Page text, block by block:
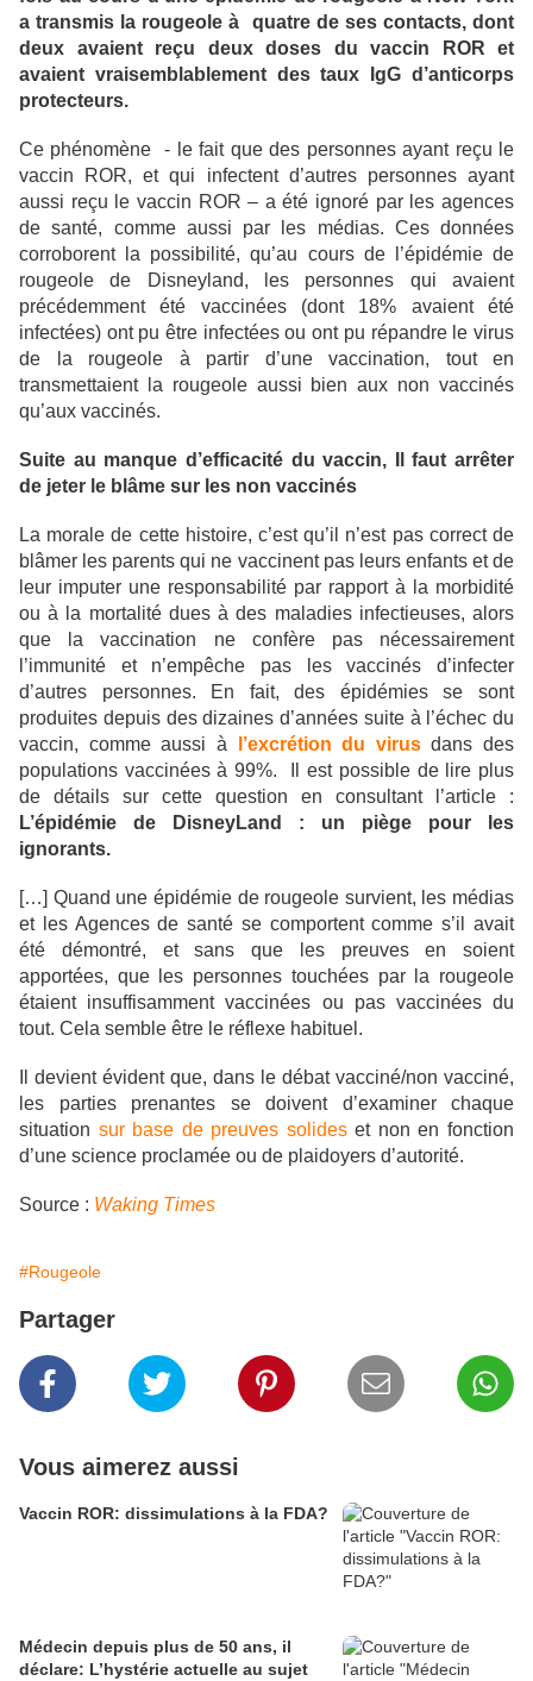
a transmis la rougeole à quatre de ses contacts, dont
deux avaient reçu deux doses du vaccin ROR et
avaient vraisemblablement des taux IgG d’anticorps
protecteurs.
Ce phénomène - le fait que des personnes ayant reçu le
vaccin ROR, et qui infectent d’autres personnes ayant
aussi reçu le vaccin ROR – a été ignoré par les agences
de santé, comme aussi par les médias. Ces données
corroborent la possibilité, qu’au cours de l’épidémie de
rougeole de Disneyland, les personnes qui avaient
précédemment été vaccinées (dont 18% avaient été
infectées) ont pu être infectées ou ont pu répandre le virus
de la rougeole à partir d’une vaccination, tout en
transmettaient la rougeole aussi bien aux non vaccinés
qu’aux vaccinés.
Suite au manque d’efficacité du vaccin, Il faut arrêter
de jeter le blâme sur les non vaccinés
La morale de cette histoire, c’est qu’il n’est pas correct de
blâmer les parents qui ne vaccinent pas leurs enfants et de
leur imputer une responsabilité par rapport à la morbidité
ou à la mortalité dues à des maladies infectieuses, alors
que la vaccination ne confère pas nécessairement
l’immunité et n’empêche pas les vaccinés d’infecter
d’autres personnes. En fait, des épidémies se sont
produites depuis des dizaines d’années suite à l’échec du
vaccin, comme aussi à
l’excrétion du virusdans des
populations vaccinées à 99%. Il est possible de lire plus
de détails sur cette question en consultant l’article :
L’épidémie de DisneyLand : un piège pour les
ignorants.
[…] Quand une épidémie de rougeole survient, les médias
et les Agences de santé se comportent comme s’il avait
été démontré, et sans que les preuves en soient
apportées, que les personnes touchées par la rougeole
étaient insuffisamment vaccinées ou pas vaccinées du
tout. Cela semble être le réflexe habituel.
Il devient évident que, dans le débat vacciné/non vacciné,
les parties prenantes se doivent d’examiner chaque
situation sur base de preuves solideset non en fonction
d’une science proclamée ou de plaidoyers d’autorité.
Source : Waking Times
#Rougeole
Partager
Vous aimerez aussi
Vaccin ROR: dissimulations à la FDA?
Médecin depuis plus de 50 ans, il
déclare: L’hystérie actuelle au sujet